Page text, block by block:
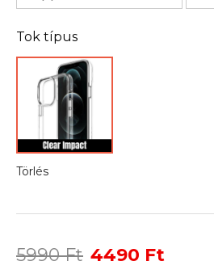
Tok típus
Törlés
5990Ft Original
4490 Ft